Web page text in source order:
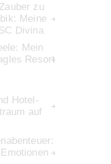
zu
Meine
Divina
Mein
Resort
Hotel-
auf